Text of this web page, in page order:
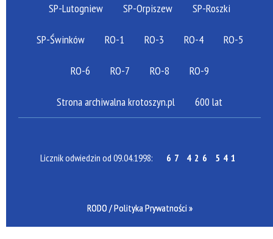
SP-Lutogniew SP-Orpiszew SP-Roszki
SP-Świnków RO-1 RO-3 RO-4 RO-5
RO-6 RO-7 RO-8 RO-9
Strona archiwalna krotoszyn.pl 600 lat
Licznik odwiedzin od 09.04.1998: 67 426 541
RODO / Polityka Prywatności »